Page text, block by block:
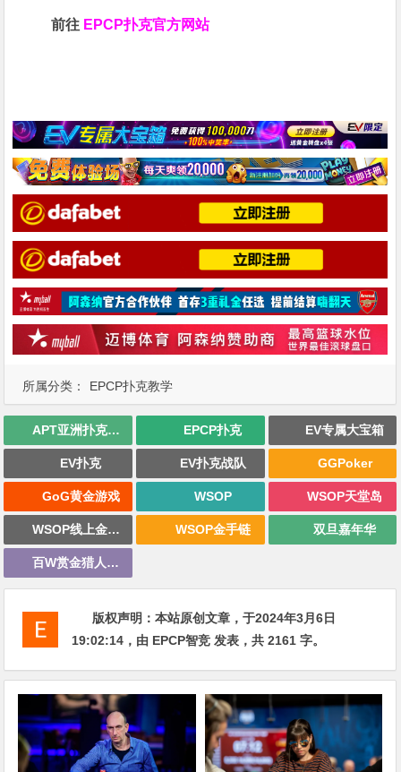
所属分类： EPCP扑克教学
前往 EPCP扑克官方网站
APT亚洲扑克巡回赛 EPCP扑克 EV专属大宝箱
EV扑克 EV扑克战队 GGPoker
GoG黄金游戏 WSOP WSOP天堂岛
WSOP线上金手链 WSOP金手链 双旦嘉年华
百W赏金猎人大奖赛
版权声明：本站原创文章，于2024年3月6日
19:02:14 ，由 EPCP智竞 发表，共 2161 字。